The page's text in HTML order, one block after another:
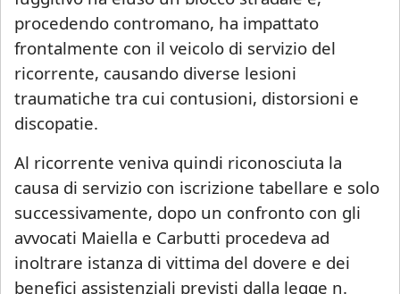
procedendo contromano, ha impattato
frontalmente con il veicolo di servizio del
ricorrente, causando diverse lesioni
traumatiche tra cui contusioni, distorsioni e
discopatie.
Al ricorrente veniva quindi riconosciuta la
causa di servizio con iscrizione tabellare e solo
successivamente, dopo un confronto con gli
avvocati Maiella e Carbutti procedeva ad
inoltrare istanza di vittima del dovere e dei
benefici assistenziali previsti dalla legge n.